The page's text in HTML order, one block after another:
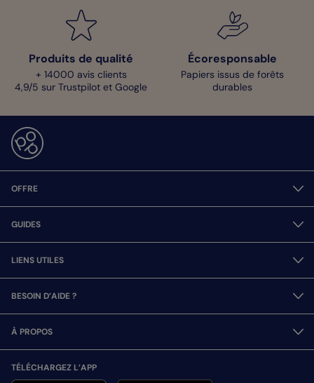
Produits de qualité
+ 14000 avis clients
4,9/5 sur Trustpilot et Google
Écoresponsable
Papiers issus de forêts
durables
OFFRE
GUIDES
LIENS UTILES
BESOIN D’AIDE ?
À PROPOS
TÉLÉCHARGEZ L’APP